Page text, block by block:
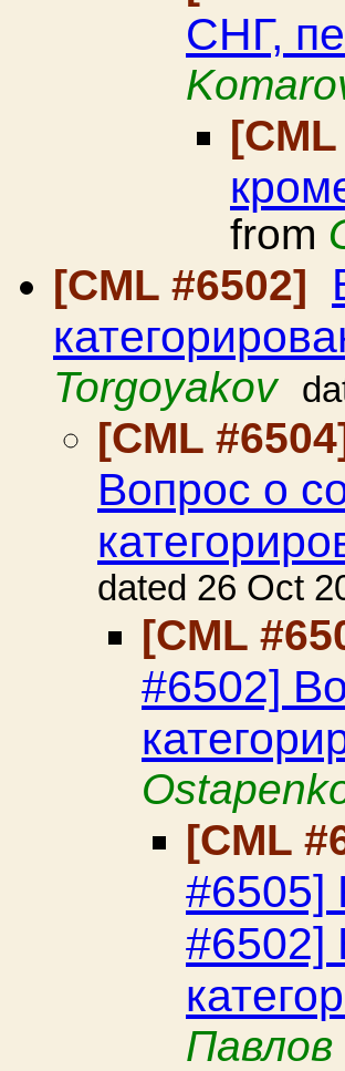
СНГ,
from
[CML #6502]
Torgoyakov
[CML
Вопрос о
dated 26 Oct
[CML
#6502]
[CML
#6505]
#6502]
Павлов